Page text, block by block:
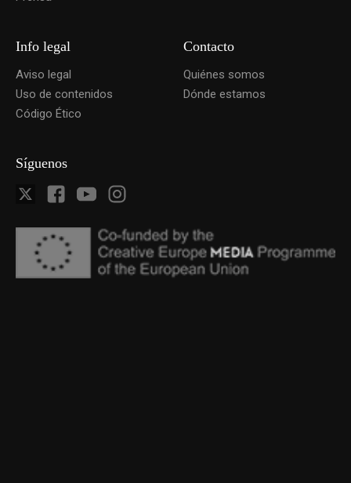
Info legal
Aviso legal
Uso de contenidos
Código Ético
Contacto
Quiénes somos
Dónde estamos
Síguenos